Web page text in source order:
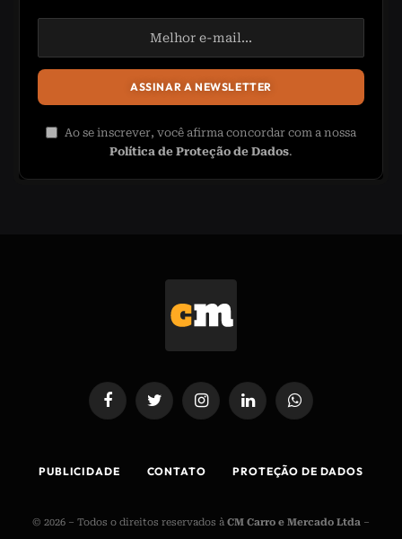
Ao se inscrever, você afirma concordar com a nossa
Política de Proteção de Dados.
FacebookTwitterInstagramLinkedIn WhatsApp
PUBLICIDADE CONTATO PROTEÇÃO DE DADOS
© 2026 – Todos o direitos reservados à CM Carro e Mercado Ltda –